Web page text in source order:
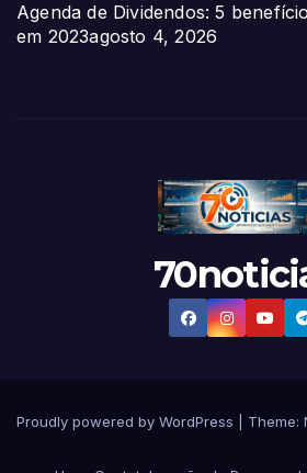
Agenda de Dividendos: 5
em 2023agosto 4, 2026
Proudly powered by WordPress Theme: